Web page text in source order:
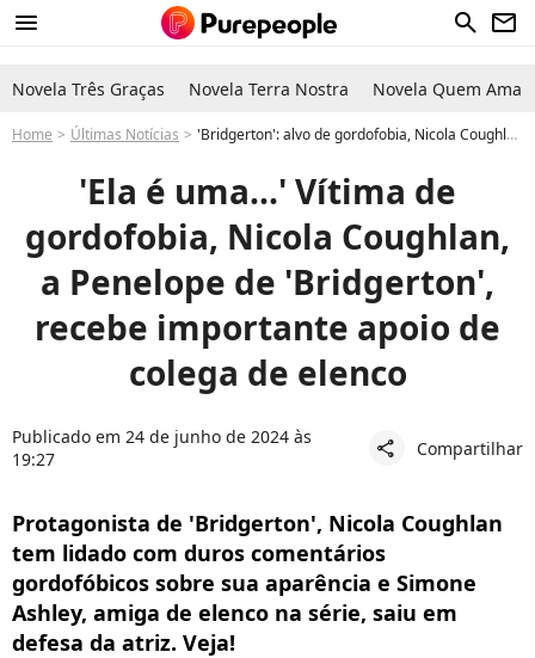
menu search newsletter
Novela Três Graças Novela Terra Nostra Novela Quem Ama
Home Últimas Notícias 'Bridgerton': alvo de gordofobia, Nicola Coughlan recebe importante declaração de colega de elenco: 'Ela é uma...'
'Ela é uma...' Vítima de
gordofobia, Nicola Coughlan,
a Penelope de 'Bridgerton',
recebe importante apoio de
colega de elenco
Publicado em 24 de junho de 2024 às
19:27
share Compartilhar
Protagonista de 'Bridgerton', Nicola Coughlan
tem lidado com duros comentários
gordofóbicos sobre sua aparência e Simone
Ashley, amiga de elenco na série, saiu em
defesa da atriz. Veja!